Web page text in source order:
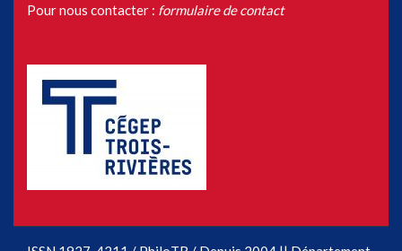
Pour nous contacter : formulaire de contact